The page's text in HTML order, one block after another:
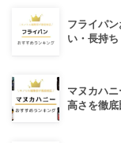
フライパ
い・長持ち
マヌカハ
高さを徹